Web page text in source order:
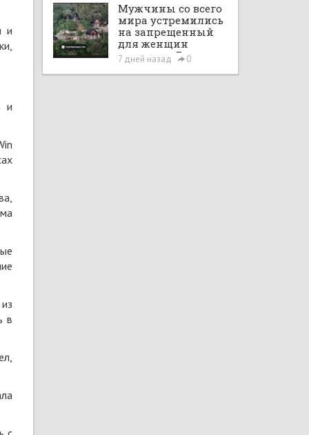
и
и
в
Мужчины со всего
мира устремились
на запрещенный
для женщин
курорт на Бали
7 дней назад 0